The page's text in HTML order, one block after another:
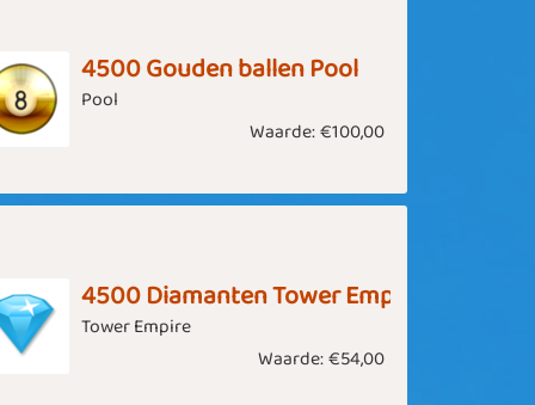
4500 Gouden ballen Pool
Pool
Waarde:€100,00
4500 Diamanten Tower Empire
Tower Empire
Waarde:€54,00